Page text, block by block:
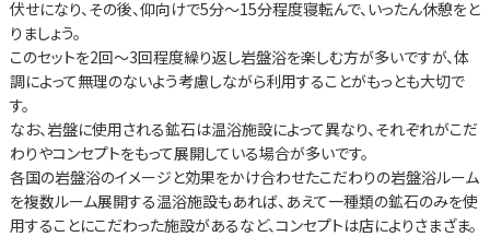
伏せになり、その後、仰向けで5分～15分程度寝転んで、いったん休憩をと
りましょう。
このセットを2回～3回程度繰り返し岩盤浴を楽しむ方が多いですが、体
調によって無理のないよう考慮しながら利用することがもっとも大切で
す。
なお、岩盤に使用される鉱石は温浴施設によって異なり、それぞれがこだ
わりやコンセプトをもって展開している場合が多いです。
各国の岩盤浴のイメージと効果をかけ合わせたこだわりの岩盤浴ルーム
を複数ルーム展開する温浴施設もあれば、あえて一種類の鉱石のみを使
用することにこだわった施設があるなど、コンセプトは店によりさまざま。